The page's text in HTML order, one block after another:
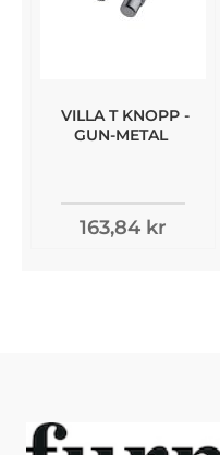
VILLA T KNOPP -
GUN-METAL
163,84 kr